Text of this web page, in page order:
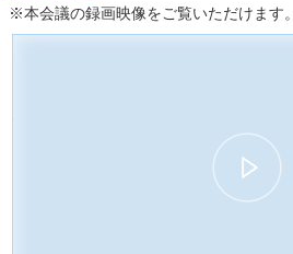
※本会議の録画映像をご覧いただけます。